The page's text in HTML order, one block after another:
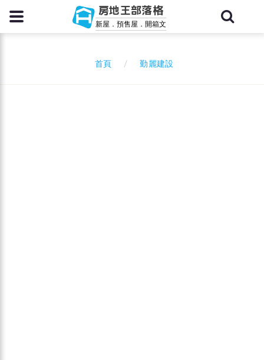
房地王部落格
新屋．預售屋．開箱文
首頁 勤麗建設